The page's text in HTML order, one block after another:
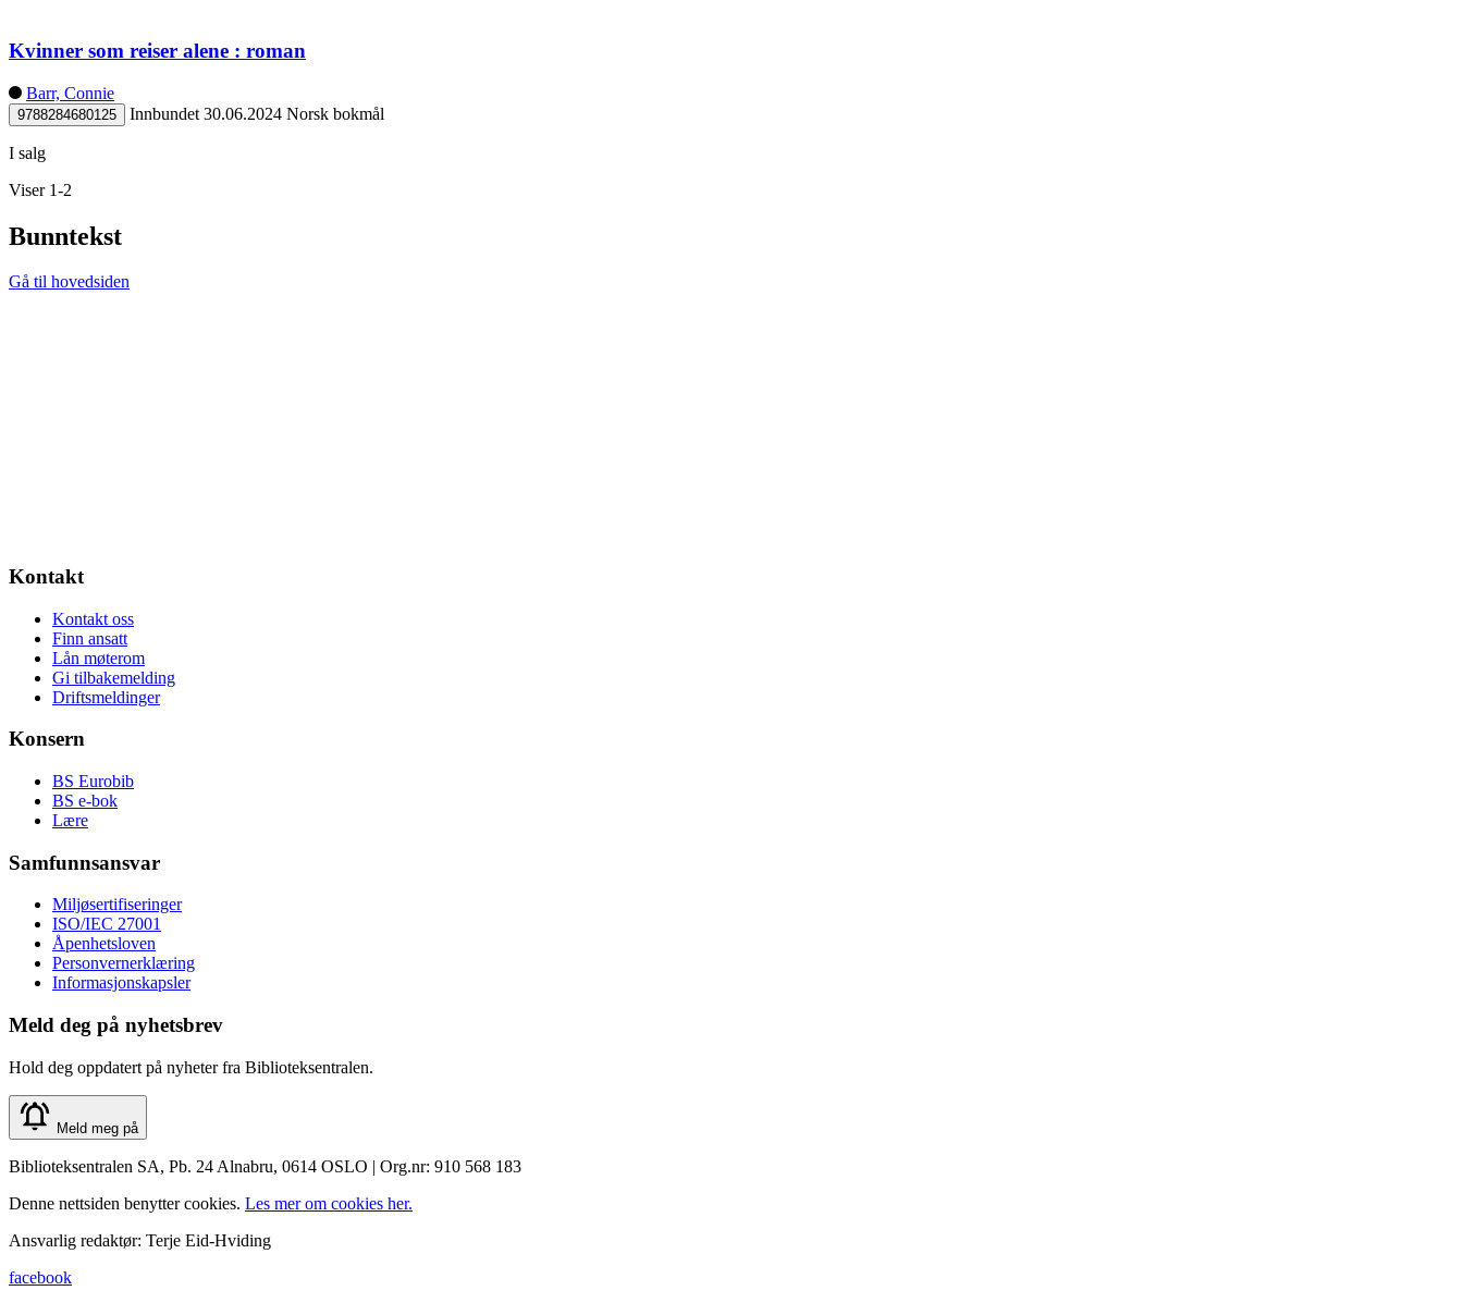
Kvinner som reiser alene : roman
Barr, Connie
9788284680125 Innbundet 30.06.2024 Norsk bokmål
I salg
Viser 1-2
Bunntekst
Gå til hovedsiden
Kontakt
Kontakt oss
Finn ansatt
Lån møterom
Gi tilbakemelding
Driftsmeldinger
Konsern
BS Eurobib
BS e-bok
Lære
Samfunnsansvar
Miljøsertifiseringer
ISO/IEC 27001
Åpenhetsloven
Personvernerklæring
Informasjonskapsler
Meld deg på nyhetsbrev
Hold deg oppdatert på nyheter fra Biblioteksentralen.
Meld meg på
Biblioteksentralen SA, Pb. 24 Alnabru, 0614 OSLO | Org.nr: 910 568 183
Denne nettsiden benytter cookies. Les mer om cookies her.
Ansvarlig redaktør: Terje Eid-Hviding
facebook